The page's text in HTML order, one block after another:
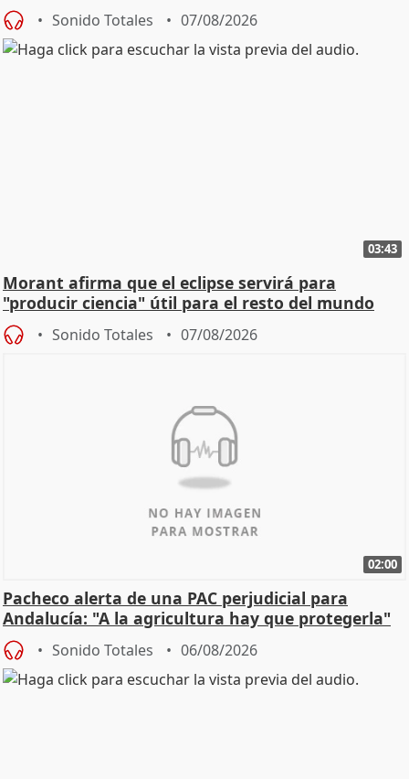
Sonido Totales 07/08/2026
03:43
Morant afirma que el eclipse servirá para
"producir ciencia" útil para el resto del mundo
Sonido Totales 07/08/2026
02:00
Pacheco alerta de una PAC perjudicial para
Andalucía: "A la agricultura hay que protegerla"
Sonido Totales 06/08/2026